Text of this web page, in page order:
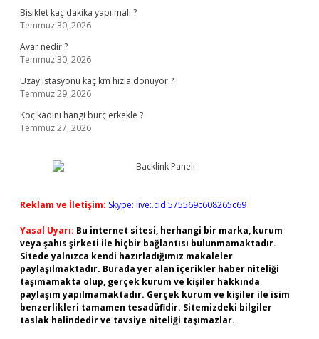
Bisiklet kaç dakika yapılmalı ?
Temmuz 30, 2026
Avar nedir ?
Temmuz 30, 2026
Uzay istasyonu kaç km hızla dönüyor ?
Temmuz 29, 2026
Koç kadını hangi burç erkekle ?
Temmuz 27, 2026
Reklam ve İletişim: Skype: live:.cid.575569c608265c69
Yasal Uyarı: Bu internet sitesi, herhangi bir marka, kurum
veya şahıs şirketi ile hiçbir bağlantısı bulunmamaktadır.
Sitede yalnızca kendi hazırladığımız makaleler
paylaşılmaktadır. Burada yer alan içerikler haber niteliği
taşımamakta olup, gerçek kurum ve kişiler hakkında
paylaşım yapılmamaktadır. Gerçek kurum ve kişiler ile isim
benzerlikleri tamamen tesadüfidir. Sitemizdeki bilgiler
taslak halindedir ve tavsiye niteliği taşımazlar.